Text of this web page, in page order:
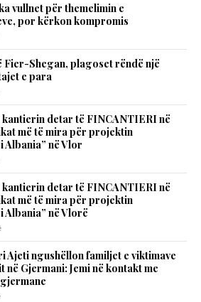
vullnet për themelimin e
por kërkon kompromis
Fier-Shegan, plagoset rëndë një
e para
detar të FINCANTIERI në
më të mira për projektin
Albania” në Vlor
detar të FINCANTIERI në
më të mira për projektin
Albania” në Vlorë
Ajeti ngushëllon familjet e viktimave
në Gjermani: Jemi në kontakt me